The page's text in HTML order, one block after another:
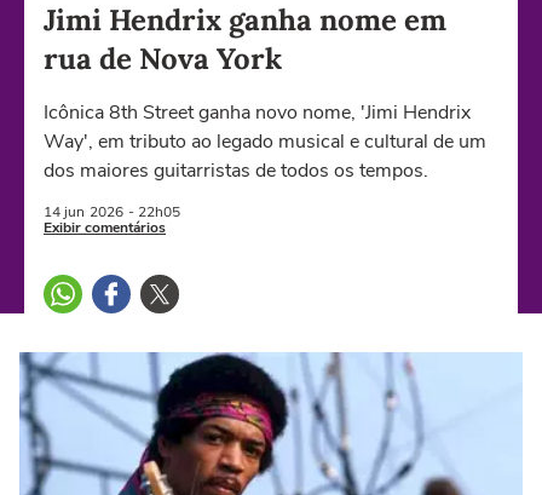
Jimi Hendrix ganha nome em
rua de Nova York
Icônica 8th Street ganha novo nome, 'Jimi Hendrix
Way', em tributo ao legado musical e cultural de um
dos maiores guitarristas de todos os tempos.
14 jun 2026 - 22h05
Exibir comentários